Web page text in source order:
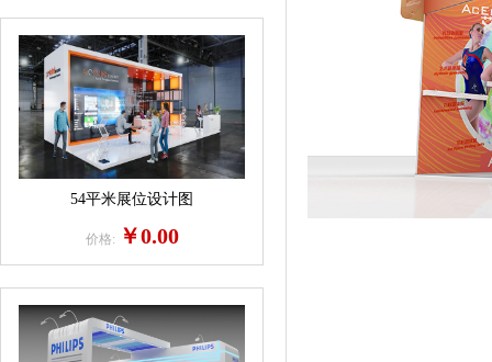
54平米展位设计图
价格: ￥0.00